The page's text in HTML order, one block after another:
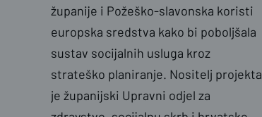
županije i Požeško-slavonska koristi
europska sredstva kako bi poboljšala
sustav socijalnih usluga kroz
strateško planiranje. Nositelj projekta
je županijski Upravni odjel za